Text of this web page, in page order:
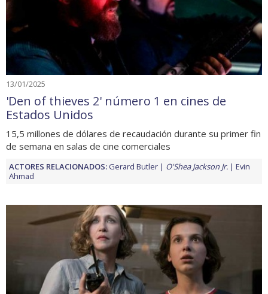
13/01/2025
'Den of thieves 2' número 1 en cines de
Estados Unidos
15,5 millones de dólares de recaudación durante su primer fin
de semana en salas de cine comerciales
ACTORES RELACIONADOS: Gerard Butler O'Shea Jackson Jr.
Evin
Ahmad